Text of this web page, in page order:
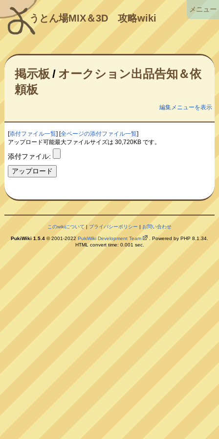
うとん場MIX＆3D攻略wiki
掲示板 / オークション出品告知＆依
頼板
編集メニューを表示
[添付ファイル一覧 ] [全ページの添付ファイル一覧
アップロード可能最大ファイルサイズは 30,720KB です。
添付ファイル:
このwikiについて| プライバシーポリシー | お問い合わせ
PukiWiki 1.5.4 © 2001-2022 PukiWiki Development Team
. Powered by PHP 8.1.34.
HTML convert time: 0.001 sec.
メニュー